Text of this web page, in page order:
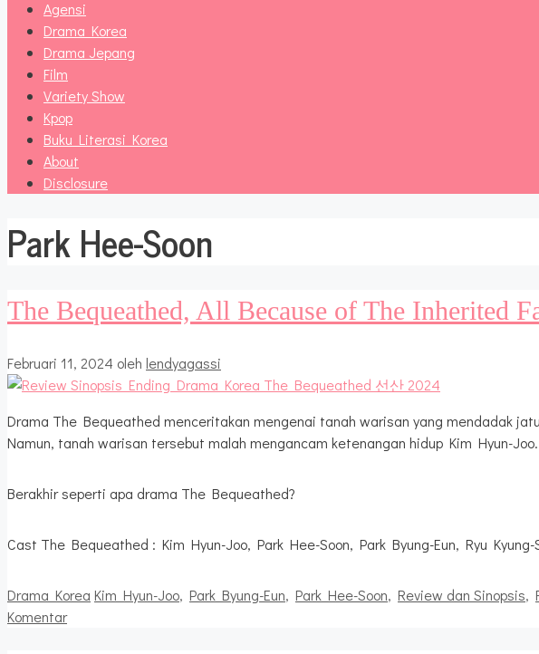
Agensi
Drama Korea
Drama Jepang
Film
Variety Show
Kpop
Buku Literasi Korea
About
Disclosure
Park Hee-Soon
The Bequeathed, All Because of The Inherited
Februari 11, 2024 oleh lendyagassi
Drama The Bequeathed menceritakan mengenai tanah warisan yang mendadak
Namun, tanah warisan tersebut malah mengancam ketenangan hidup Kim Hyun-Joo.
Berakhir seperti apa drama The Bequeathed?
Cast The Bequeathed : Kim Hyun-Joo, Park Hee-Soon, Park Byung-Eun, Ryu Kyung-
Kategori
Drama Korea Tag
Kim Hyun-Joo, Park Byung-Eun, Park Hee-Soon, Review dan Sinopsis,
Komentar